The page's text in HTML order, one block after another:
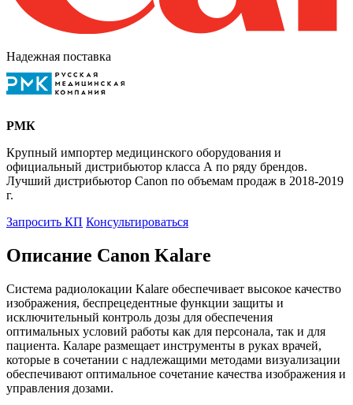
Надежная поставка
РМК
Крупный импортер медицинского оборудования и
официальный дистрибьютор класса А по ряду брендов.
Лучший дистрибьютор Canon по объемам продаж в 2018-2019
г.
Запросить КП Консультироваться
Описание Canon Kalare
Система радиолокации Kalare обеспечивает высокое качество
изображения, беспрецедентные функции защиты и
исключительный контроль дозы для обеспечения
оптимальных условий работы как для персонала, так и для
пациента. Каларе размещает инструменты в руках врачей,
которые в сочетании с надлежащими методами визуализации
обеспечивают оптимальное сочетание качества изображения и
управления дозами.